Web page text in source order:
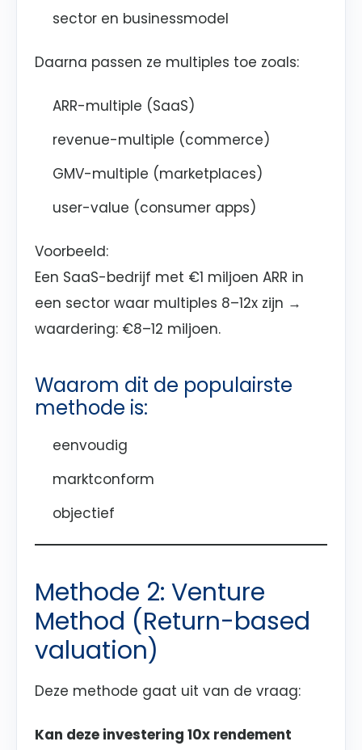
sector en businessmodel
Daarna passen ze multiples toe zoals:
ARR-multiple (SaaS)
revenue-multiple (commerce)
GMV-multiple (marketplaces)
user-value (consumer apps)
Voorbeeld:
Een SaaS-bedrijf met €1 miljoen ARR in
een sector waar multiples 8–12x zijn →
waardering: €8–12 miljoen.
Waarom dit de populairste
methode is:
eenvoudig
marktconform
objectief
Methode 2: Venture
Method (Return-based
valuation)
Deze methode gaat uit van de vraag:
Kan deze investering 10x rendement